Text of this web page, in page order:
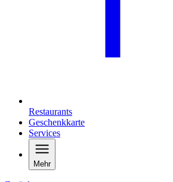
Restaurants
Geschenkkarte
Services
Mehr